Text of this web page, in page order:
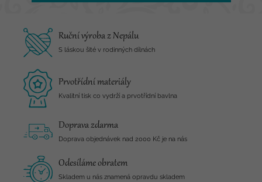
Ruční výroba z Nepálu
S láskou šité v rodinných dílnách
Prvotřídní materiály
Kvalitní tisk co vydrží a prvotřídní bavlna
Doprava zdarma
Doprava objednávek nad 2000 Kč je na nás
Odesíláme obratem
Skladem u nás znamená opravdu skladem